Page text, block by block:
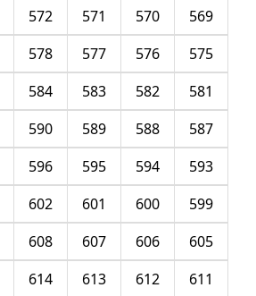
569
570
571
572
575
576
577
578
581
582
583
584
587
588
589
590
593
594
595
596
599
600
601
602
605
606
607
608
611
612
613
614